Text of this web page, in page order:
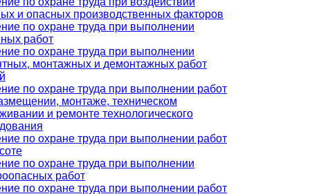
и опасных производственных факторов
по охране труда при выполнении
работ
по охране труда при выполнении
монтажных и демонтажных работ
по охране труда при выполнении работ
монтаже, техническом
и ремонте технологического
по охране труда при выполнении работ
по охране труда при выполнении
работ
по охране труда при выполнении работ